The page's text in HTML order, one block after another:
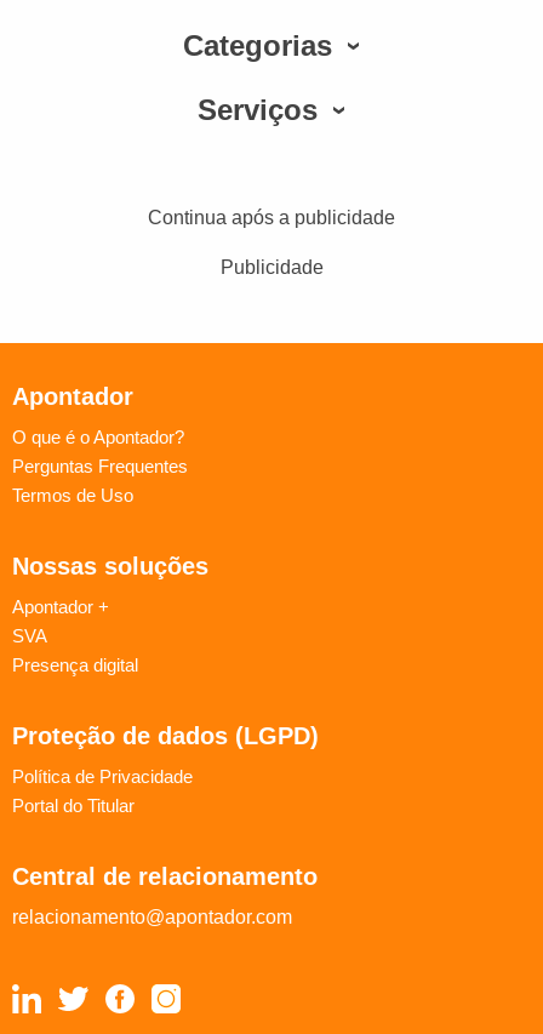
Categorias
Serviços
Continua após a publicidade
Publicidade
Apontador
O que é o Apontador?
Perguntas Frequentes
Termos de Uso
Nossas soluções
Apontador +
SVA
Presença digital
Proteção de dados (LGPD)
Política de Privacidade
Portal do Titular
Central de relacionamento
relacionamento@apontador.com